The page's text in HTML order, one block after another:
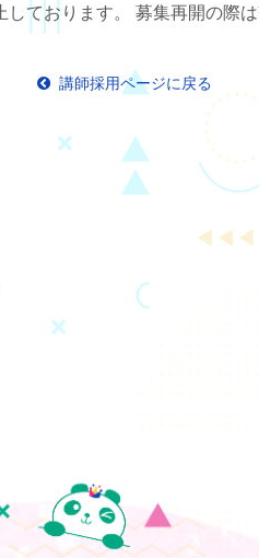
ております。 募集再開の際
講師採用ページに戻る